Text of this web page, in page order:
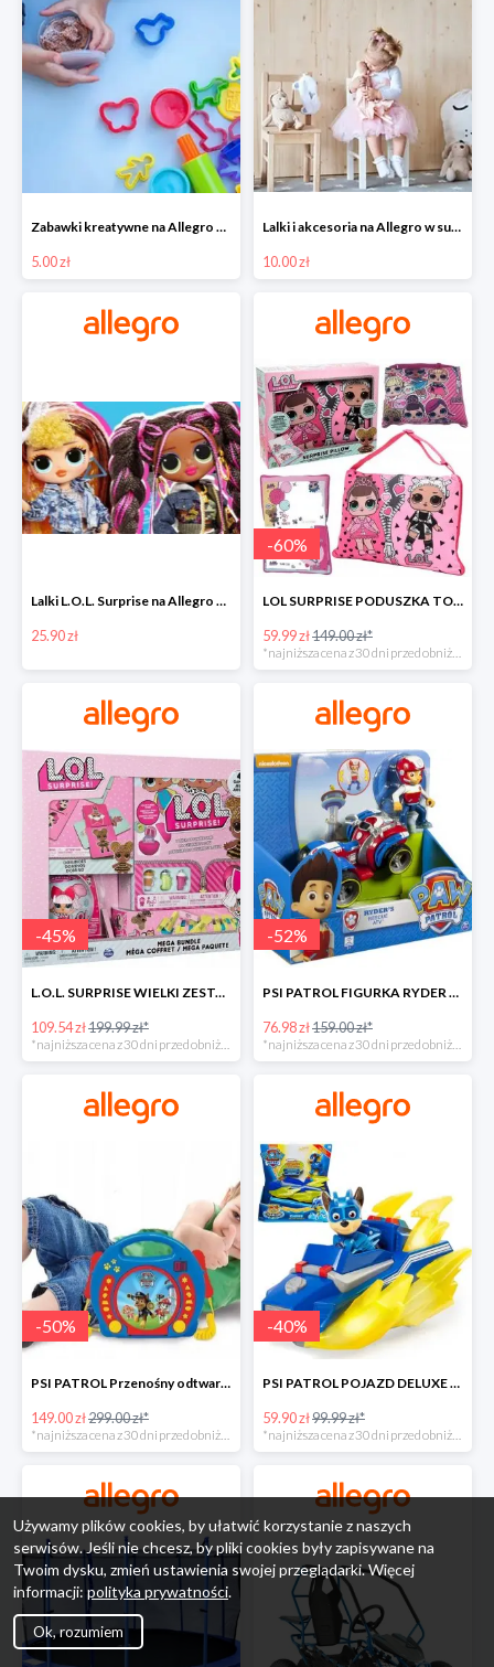
Zabawki kreatywne na Allegro w super cenach od 5 zł
5.00 zł
Lalki i akcesoria na Allegro w super cenach od 10 zł
10.00 zł
Lalki L.O.L. Surprise na Allegro w super cenach od 25,90 zł
25.90 zł
-60%
LOL SURPRISE PODUSZKA TOREBKA SEKRETNY SCHOWEK MP3 -59%
59.99 zł149.00 zł*
*najniższa cena z 30 dni przed obniżką
-45%
L.O.L. SURPRISE WIELKI ZESTAW NIESPODZIANKA 4 GRY -45%
109.54 zł199.99 zł*
-52%
PSI PATROL FIGURKA RYDER + QUAD POJAZD RATUNKOWY -51%
76.98 zł159.00 zł*
-50%
PSI PATROL Przenośny odtwarzacz CD Karaoke PAW -50%
149.00 zł299.00 zł*
*najniższa cena z 30 dni przed obniżką
-40%
PSI PATROL POJAZD DELUXE FIGURKA CHASE MIGHTY PUPS -40%
59.90 zł99.99 zł*
*najniższa cena z 30 dni przed obniżką
Używamy plików cookies, by ułatwić korzystanie z naszych
serwisów. Jeśli nie chcesz, by pliki cookies były zapisywane na
Twoim dysku, zmień ustawienia swojej przeglądarki. Więcej
informacji: polityka prywatności.
Ok, rozumiem